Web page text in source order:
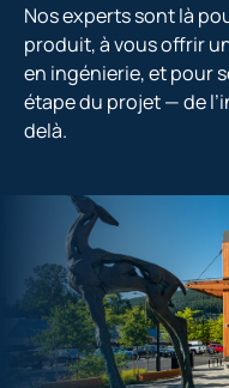
Nos experts sont là
produit, à vous offrir
en ingénierie, et pour
étape du projet — de
delà.